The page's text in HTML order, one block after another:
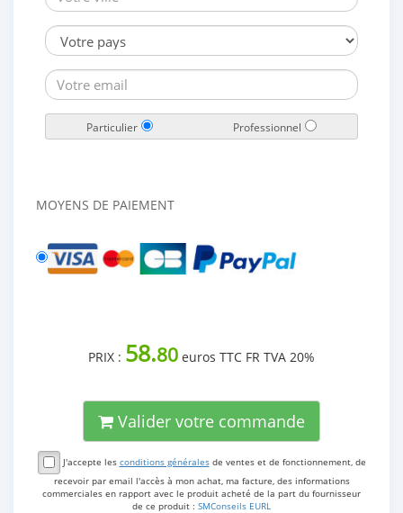
Particulier Professionnel
MOYENS DE PAIEMENT
PRIX : 58.80 euros TTC FR TVA 20%
Valider votre commande
J'accepte les conditions généralesde ventes et de fonctionnement, de
recevoir par email l'accès à mon achat, ma facture, des informations
commerciales en rapport avec le produit acheté de la part du fournisseur
de ce produit : SMConseils EURL